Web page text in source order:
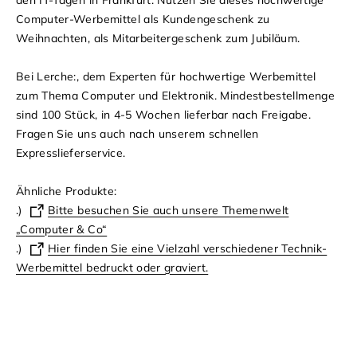
Computer-Werbemittel als Kundengeschenk zu
Weihnachten, als Mitarbeitergeschenk zum Jubiläum.
Bei Lerche:, dem Experten für hochwertige Werbemittel
zum Thema Computer und Elektronik. Mindestbestellmenge
sind 100 Stück, in 4-5 Wochen lieferbar nach Freigabe.
Fragen Sie uns auch nach unserem schnellen
Expresslieferservice.
Ähnliche Produkte:
.)
Bitte besuchen Sie auch unsere Themenwelt
„Computer & Co“
.)
Hier finden Sie eine Vielzahl verschiedener Technik-
Werbemittel bedruckt oder graviert.